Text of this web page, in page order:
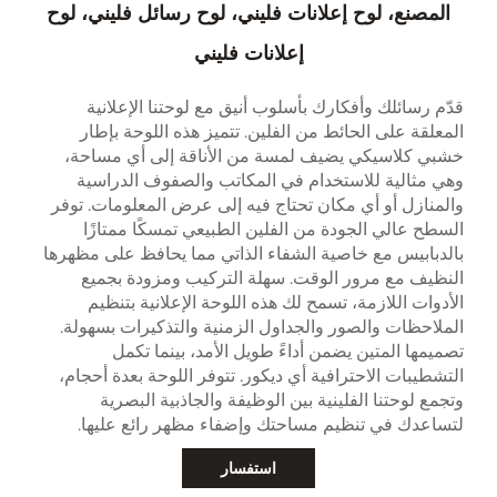
المصنع، لوح إعلانات فليني، لوح رسائل فليني، لوح
إعلانات فليني
قدّم رسائلك وأفكارك بأسلوب أنيق مع لوحتنا الإعلانية
المعلقة على الحائط من الفلين. تتميز هذه اللوحة بإطار
خشبي كلاسيكي يضيف لمسة من الأناقة إلى أي مساحة،
وهي مثالية للاستخدام في المكاتب والصفوف الدراسية
والمنازل أو أي مكان تحتاج فيه إلى عرض المعلومات. توفر
السطح عالي الجودة من الفلين الطبيعي تمسكًا ممتازًا
بالدبابيس مع خاصية الشفاء الذاتي مما يحافظ على مظهرها
النظيف مع مرور الوقت. سهلة التركيب ومزودة بجميع
الأدوات اللازمة، تسمح لك هذه اللوحة الإعلانية بتنظيم
الملاحظات والصور والجداول الزمنية والتذكيرات بسهولة.
تصميمها المتين يضمن أداءً طويل الأمد، بينما تكمل
التشطيبات الاحترافية أي ديكور. تتوفر اللوحة بعدة أحجام،
وتجمع لوحتنا الفلينية بين الوظيفة والجاذبية البصرية
لتساعدك في تنظيم مساحتك وإضفاء مظهر رائع عليها.
استفسار